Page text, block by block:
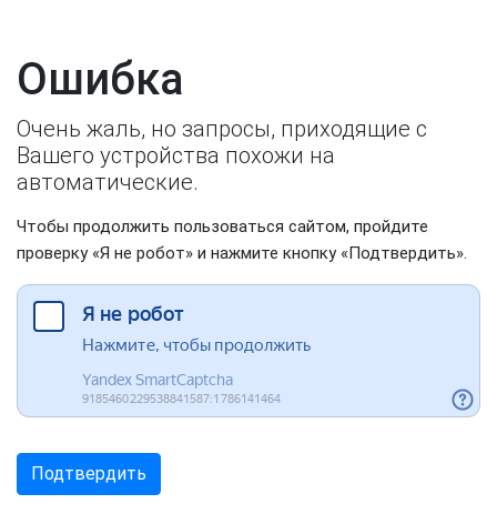
Ошибка
Очень жаль, но запросы, приходящие с
Вашего устройства похожи на
автоматические.
Чтобы продолжить пользоваться сайтом, пройдите
проверку «Я не робот» и нажмите кнопку «Подтвердить».